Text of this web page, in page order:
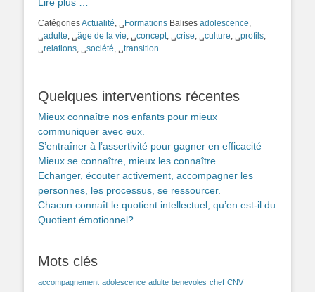
CatégoriesActualité, ␣ Formations Balises adolescence,
␣adulte, ␣âge de la vie, ␣concept, ␣crise, ␣culture, ␣profils,
␣relations, ␣société, ␣transition
Quelques interventions récentes
Mieux connaître nos enfants pour mieux
communiquer avec eux.
S’entraîner à l’assertivité pour gagner en efficacité
Mieux se connaître, mieux les connaître.
Echanger, écouter activement, accompagner les
personnes, les processus, se ressourcer.
Chacun connaît le quotient intellectuel, qu’en est-il du
Quotient émotionnel?
Mots clés
accompagnement adolescence adulte benevoles chef CNV